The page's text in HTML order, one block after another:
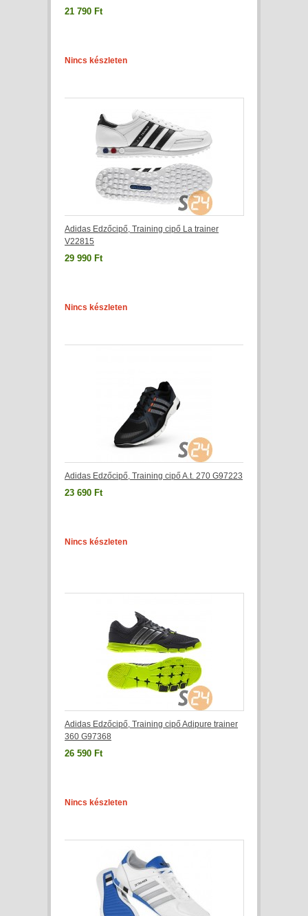
21 790 Ft
Nincs készleten
Adidas Edzőcipő, Training cipő La trainer
V22815
29 990 Ft
Nincs készleten
Adidas Edzőcipő, Training cipő A.t. 270 G97223
23 690 Ft
Nincs készleten
Adidas Edzőcipő, Training cipő Adipure trainer
360 G97368
26 590 Ft
Nincs készleten